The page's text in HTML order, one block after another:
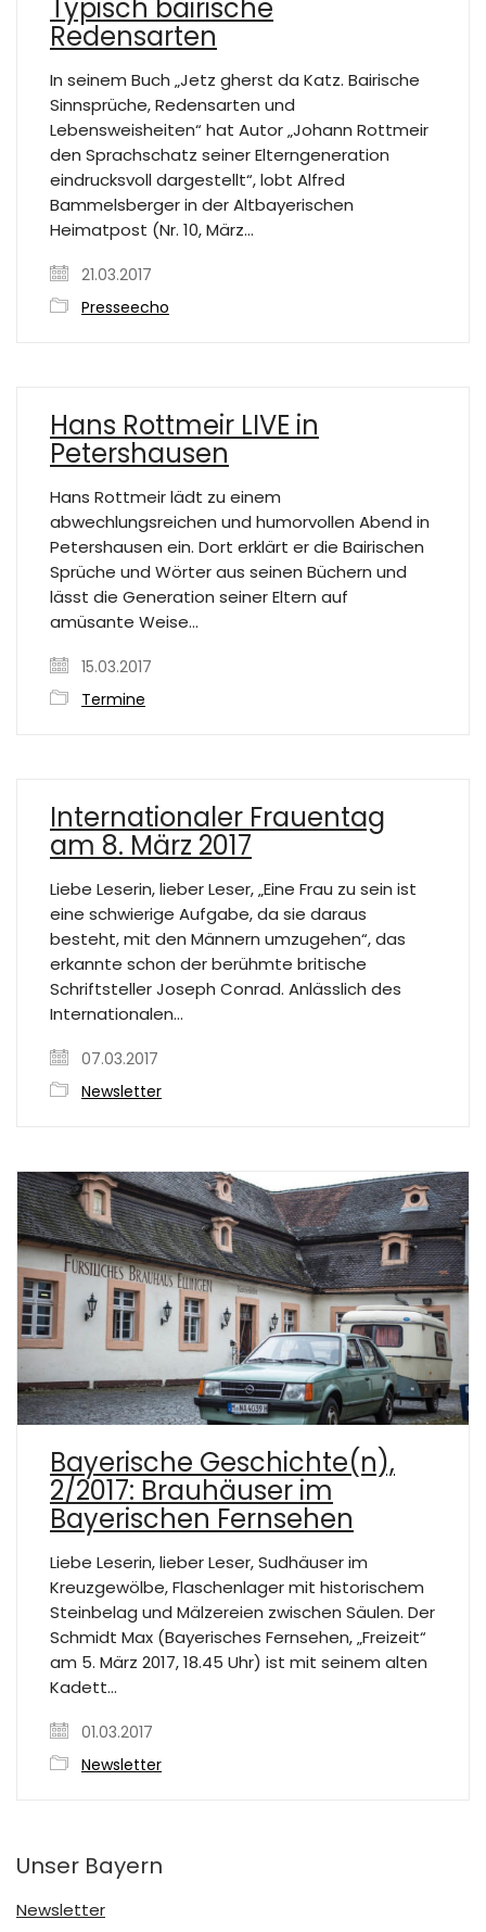
Typisch bairische
Redensarten
In seinem Buch „Jetz gherst da Katz. Bairische
Sinnsprüche, Redensarten und
Lebensweisheiten“ hat Autor „Johann Rottmeir
den Sprachschatz seiner Elterngeneration
eindrucksvoll dargestellt“, lobt Alfred
Bammelsberger in der Altbayerischen
Heimatpost (Nr. 10, März…
21.03.2017
Presseecho
Hans Rottmeir LIVE in
Petershausen
Hans Rottmeir lädt zu einem
abwechlungsreichen und humorvollen Abend in
Petershausen ein. Dort erklärt er die Bairischen
Sprüche und Wörter aus seinen Büchern und
lässt die Generation seiner Eltern auf
amüsante Weise…
15.03.2017
Termine
Internationaler Frauentag
am 8. März 2017
Liebe Leserin, lieber Leser, „Eine Frau zu sein ist
eine schwierige Aufgabe, da sie daraus
besteht, mit den Männern umzugehen“, das
erkannte schon der berühmte britische
Schriftsteller Joseph Conrad. Anlässlich des
Internationalen…
07.03.2017
Newsletter
Bayerische Geschichte(n),
2/2017: Brauhäuser im
Bayerischen Fernsehen
Liebe Leserin, lieber Leser, Sudhäuser im
Kreuzgewölbe, Flaschenlager mit historischem
Steinbelag und Mälzereien zwischen Säulen. Der
Schmidt Max (Bayerisches Fernsehen, „Freizeit“
am 5. März 2017, 18.45 Uhr) ist mit seinem alten
Kadett…
01.03.2017
Newsletter
Unser Bayern
Newsletter